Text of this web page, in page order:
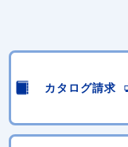
カタログ請求